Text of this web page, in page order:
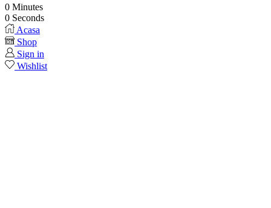
0 Minutes
0 Seconds
Acasa
Shop
Sign in
Wishlist